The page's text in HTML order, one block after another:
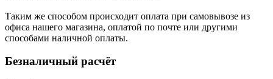
Таким же способом происходит оплата при самовывозе из
офиса нашего магазина, оплатой по почте или другими
способами наличной оплаты.
Безналичный расчёт